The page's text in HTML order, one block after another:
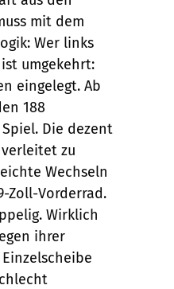
mit dem
Wer links
umgekehrt:
eingelegt. Ab
188
Die dezent
zu
Wechseln
Zoll-Vorderrad.
Wirklich
ihrer